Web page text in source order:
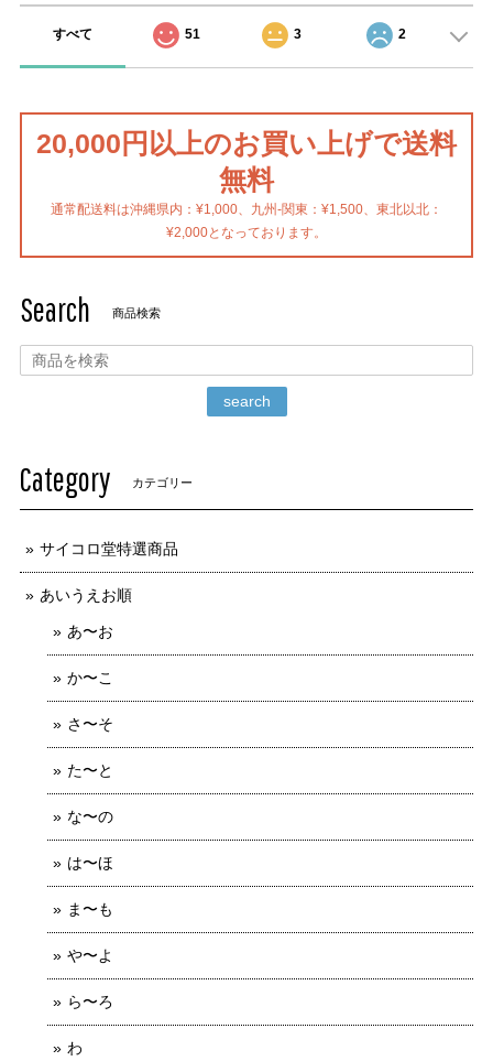
すべて 51 3 2
20,000円以上のお買い上げで送料
無料
通常配送料は沖縄県内：¥1,000、九州-関東：¥1,500、東北以北：
¥2,000となっております。
Search 商品検索
search
Category カテゴリー
サイコロ堂特選商品
あいうえお順
あ〜お
か〜こ
さ〜そ
た〜と
な〜の
は〜ほ
ま〜も
や〜よ
ら〜ろ
わ